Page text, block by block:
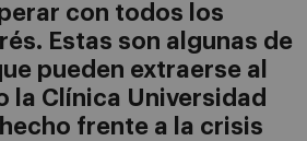
con todos los
Estas son algunas de
pueden extraerse al
la Clínica Universidad
frente a la crisis